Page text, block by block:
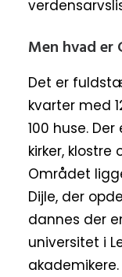
Men hvad er
Det er
kvarter med
100 huse.
kirker,
Området
Dijle, der
dannes der
universitet i
akademikere.